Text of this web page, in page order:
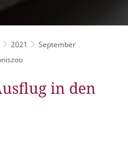
Konzertsaal LMAH
2021
September
in den